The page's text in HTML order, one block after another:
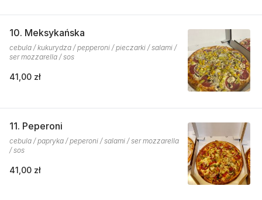
10. Meksykańska
cebula / kukurydza / pepperoni / pieczarki / salami /
ser mozzarella / sos
41,00 zł
11. Peperoni
cebula / papryka / peperoni / salami / ser mozzarella
/ sos
41,00 zł